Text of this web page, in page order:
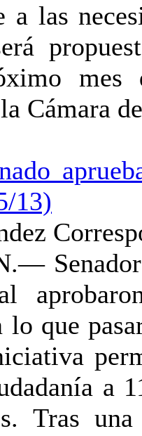
a las
mes
Cámara
13)
que
a
Tras